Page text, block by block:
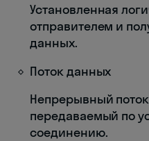
Установленная
отправителем и
данных.
Поток данных
Непрерывный
передаваемый по
соединению.